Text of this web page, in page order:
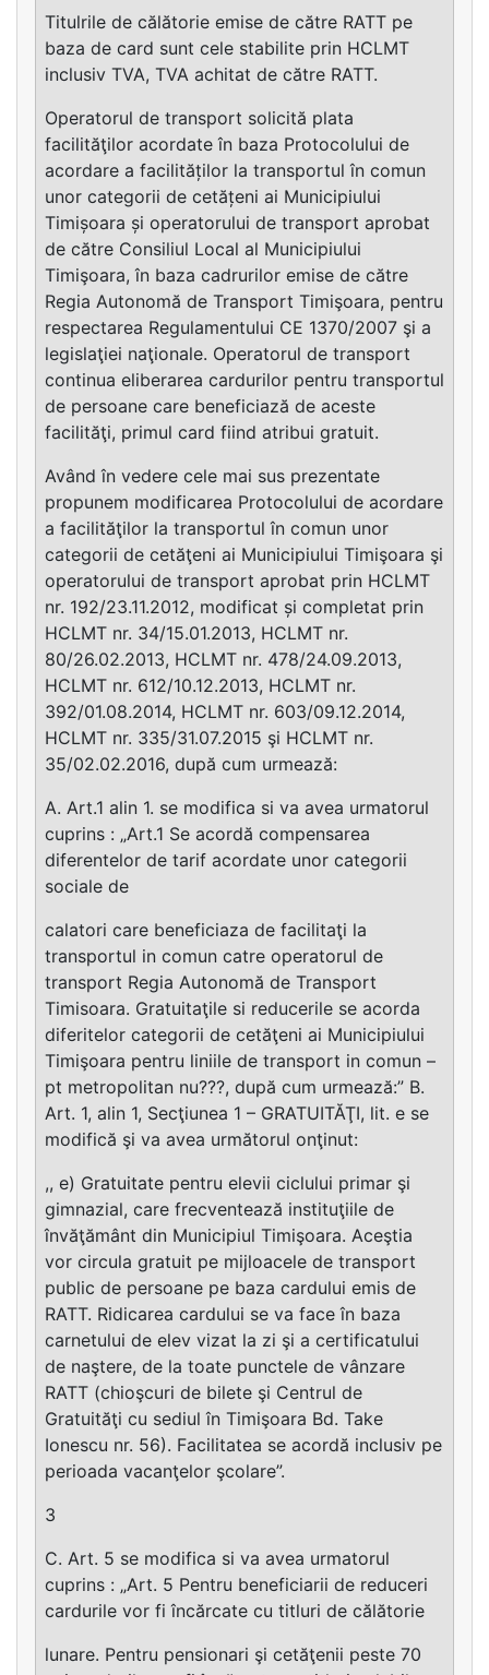
Titulrile de călătorie emise de către RATT pe
baza de card sunt cele stabilite prin HCLMT
inclusiv TVA, TVA achitat de către RATT.
Operatorul de transport solicită plata
facilităţilor acordate în baza Protocolului de
acordare a facilităților la transportul în comun
unor categorii de cetățeni ai Municipiului
Timișoara și operatorului de transport aprobat
de către Consiliul Local al Municipiului
Timişoara, în baza cadrurilor emise de către
Regia Autonomă de Transport Timişoara, pentru
respectarea Regulamentului CE 1370/2007 şi a
legislaţiei naţionale. Operatorul de transport
continua eliberarea cardurilor pentru transportul
de persoane care beneficiază de aceste
facilităţi, primul card fiind atribui gratuit.
Având în vedere cele mai sus prezentate
propunem modificarea Protocolului de acordare
a facilităţilor la transportul în comun unor
categorii de cetăţeni ai Municipiului Timişoara şi
operatorului de transport aprobat prin HCLMT
nr. 192/23.11.2012, modificat și completat prin
HCLMT nr. 34/15.01.2013, HCLMT nr.
80/26.02.2013, HCLMT nr. 478/24.09.2013,
HCLMT nr. 612/10.12.2013, HCLMT nr.
392/01.08.2014, HCLMT nr. 603/09.12.2014,
HCLMT nr. 335/31.07.2015 şi HCLMT nr.
35/02.02.2016, după cum urmează:
A. Art.1 alin 1. se modifica si va avea urmatorul
cuprins : „Art.1 Se acordă compensarea
diferentelor de tarif acordate unor categorii
sociale de
calatori care beneficiaza de facilitaţi la
transportul in comun catre operatorul de
transport Regia Autonomă de Transport
Timisoara. Gratuitaţile si reducerile se acorda
diferitelor categorii de cetăţeni ai Municipiului
Timişoara pentru liniile de transport in comun –
pt metropolitan nu???, după cum urmează:” B.
Art. 1, alin 1, Secţiunea 1 – GRATUITĂŢI, lit. e se
modifică şi va avea următorul onţinut:
,, e) Gratuitate pentru elevii ciclului primar şi
gimnazial, care frecventează instituţiile de
învăţământ din Municipiul Timişoara. Aceştia
vor circula gratuit pe mijloacele de transport
public de persoane pe baza cardului emis de
RATT. Ridicarea cardului se va face în baza
carnetului de elev vizat la zi şi a certificatului
de naştere, de la toate punctele de vânzare
RATT (chioşcuri de bilete şi Centrul de
Gratuităţi cu sediul în Timişoara Bd. Take
Ionescu nr. 56). Facilitatea se acordă inclusiv pe
perioada vacanţelor şcolare”.
3
C. Art. 5 se modifica si va avea urmatorul
cuprins : „Art. 5 Pentru beneficiarii de reduceri
cardurile vor fi încărcate cu titluri de călătorie
lunare. Pentru pensionari şi cetăţenii peste 70